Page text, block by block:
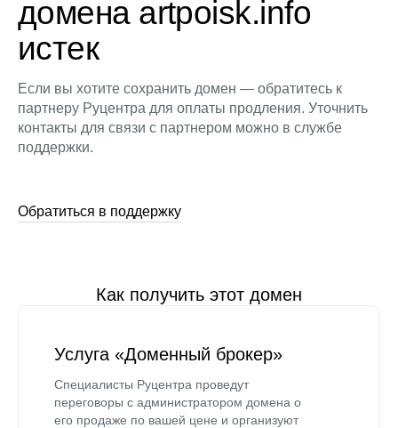
домена artpoisk.info
истек
Если вы хотите сохранить домен — обратитесь к
партнеру Руцентра для оплаты продления. Уточнить
контакты для связи с партнером можно в службе
поддержки.
Обратиться в поддержку
Как получить этот домен
Услуга «Доменный брокер»
Специалисты Руцентра проведут
переговоры с администратором домена о
его продаже по вашей цене и организуют